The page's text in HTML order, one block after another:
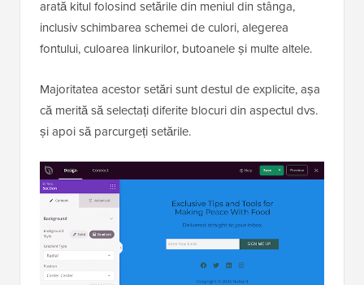
arată kitul folosind setările din meniul din stânga,
inclusiv schimbarea schemei de culori, alegerea
fontului, culoarea linkurilor, butoanele și multe altele.
Majoritatea acestor setări sunt destul de explicite, așa
că merită să selectați diferite blocuri din aspectul dvs.
și apoi să parcurgeți setările.